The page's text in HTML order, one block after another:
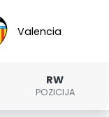
Valencia
RW
POZICIJA